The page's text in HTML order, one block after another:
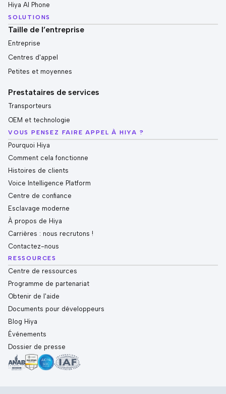
Hiya AI Phone
SOLUTIONS
Taille de l’entreprise
Entreprise
Centres d'appel
Petites et moyennes
Prestataires de services
Transporteurs
OEM et technologie
VOUS PENSEZ FAIRE APPEL À HIYA ?
Pourquoi Hiya
Comment cela fonctionne
Histoires de clients
Voice Intelligence Platform
Centre de confiance
Esclavage moderne
À propos de Hiya
Carrières : nous recrutons !
Contactez-nous
RESSOURCES
Centre de ressources
Programme de partenariat
Obtenir de l'aide
Documents pour développeurs
Blog Hiya
Événements
Dossier de presse